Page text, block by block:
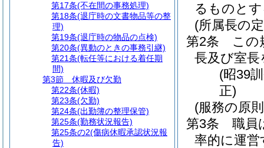
るものと
(所属長の
第2条
この
長及び室
(昭39
正)
(服務の原
第3条
職員
率的に運
第17条(不在間の事務処理)
第18条(退庁時の文書物品等の整
理)
第19条(退庁時の物品の点検)
第20条(異動のときの事務引継)
第21条(転任等における着任期
間)
第3節
休暇及び欠勤
第22条(休暇)
第23条(欠勤)
第24条(出勤簿の整理保管)
第25条(勤務状況報告)
第25条の2(傷病休暇承認状況報
告)